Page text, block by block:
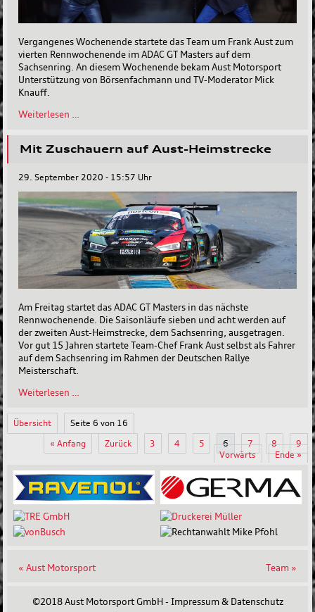
Vergangenes Wochenende startete das Team um Frank Aust zum
vierten Rennwochenende im ADAC GT Masters auf dem
Sachsenring. An diesem Wochenende bekam Aust Motorsport
Unterstützung von Börsenfachmann und TV-Moderator Mick
Knauff.
Weiterlesen …
Aust
am
Sachsenring
Mit Zuschauern auf Aust-Heimstrecke
29. September 2020 - 15:57 Uhr
Am Freitag startet das ADAC GT Masters in das nächste
Rennwochenende. Die Saisonläufe sieben und acht werden auf
der zweiten Aust-Heimstrecke, dem Sachsenring, ausgetragen.
Vor gut 15 Jahren startete Team-Chef Frank Aust selbst als Fahrer
auf dem Sachsenring im Rahmen der Deutschen Rallye
Meisterschaft.
Weiterlesen …
auf
Aust-
Heimstrecke
Übersicht
Seite 6 von 16
« Anfang
Zurück 3 4 5 6 7 8
9
Vorwärts
Ende »
« Aust Motorsport Team »
©2018 Aust Motorsport GmbH - Impressum & Datenschutz